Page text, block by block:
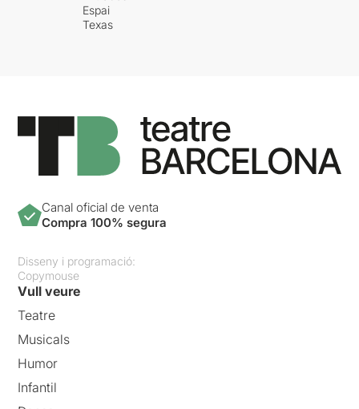
Espai
Texas
Canal oficial de venta
Compra 100% segura
Disseny i programació:
Copymouse
Vull veure
Teatre
Musicals
Humor
Infantil